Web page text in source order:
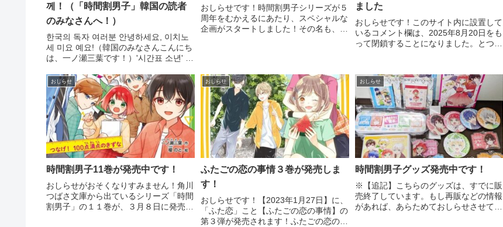
께！（「時間割男子」韓国の読者
のみなさんへ！）
한국의 독자 여러분 안녕하세요, 이치노
세 미요 예요!（韓国のみなさんこんにち
は、一ノ瀬三葉です！）'시간표 소년' 를
読んでくれて、ありがとうございま
す。）그리고 이 사이트에 놀러와 줘서
고...
おしらせです！時間割男子シリーズが５
周年をむかえるにあたり、スペシャルな
企画がスタートしました！その名も、
ました
おしらせです！このサイト内に設置して
いるコメント欄は、2025年8月20日をも
って閉鎖することになりました。とつぜ
タズラや悪意のあるコメントが増えてき
ていまして、これ以...
おしらせ
時間割男子11巻が発売中です！
おしらせがおそくなりすみません！角川
つばさ文庫から出ているシリーズ「時間
割男子」の１１巻が、３月８日に発売さ
おしらせ
ふたごの恋の事情３巻が発売しま
す！
おしらせです！【2023年1月27日】に、
「ふた恋」こと【ふたごの恋の事情】の
第３弾が発売されます！ふたごの恋の事
おしらせ
時間割男子グッズ発売中です！
※【追記】こちらのグッズは、すでに販
売終了しています。もし再販などの情報
があれば、あらためておしらせさせてい